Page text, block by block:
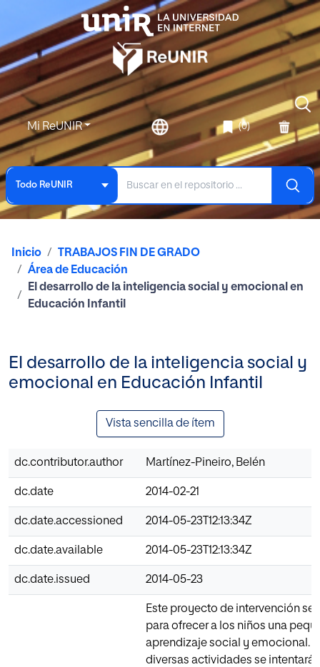
Mi ReUNIR (0)
Todo ReUNIR
Inicio
TRABAJOS FIN DE GRADO
Área de Educación
El desarrollo de la inteligencia social y emocional en
Educación Infantil
El desarrollo de la inteligencia social y
emocional en Educación Infantil
Vista sencilla de ítem
dc.contributor.author Martínez-Pineiro, Belén
dc.date 2014-02-21
dc.date.accessioned 2014-05-23T12:13:34Z
dc.date.available 2014-05-23T12:13:34Z
dc.date.issued 2014-05-23
Este proyecto de intervención se
para ofrecer a los niños una
aprendizaje social y emocional.
diversas actividades se intentará